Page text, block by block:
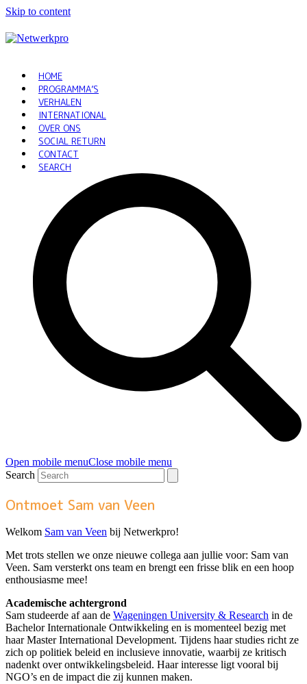
Skip to content
HOME
PROGRAMMA’S
VERHALEN
INTERNATIONAL
OVER ONS
SOCIAL RETURN
CONTACT
SEARCH
Open mobile menuClose mobile menu
Search
Ontmoet Sam van Veen
Welkom Sam van Veen bij Netwerkpro!
Met trots stellen we onze nieuwe collega aan jullie voor: Sam van
Veen. Sam versterkt ons team en brengt een frisse blik en een hoop
enthousiasme mee!
Academische achtergrond
Sam studeerde af aan de Wageningen University & Research in de
Bachelor Internationale Ontwikkeling en is momenteel bezig met
haar Master International Development. Tijdens haar studies richt ze
zich op politiek beleid en inclusieve innovatie, waarbij ze kritisch
nadenkt over ontwikkelingsbeleid. Haar interesse ligt vooral bij
NGO’s en de impact die zij kunnen maken.